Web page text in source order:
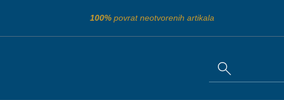
100%povrat neotvorenih artikala